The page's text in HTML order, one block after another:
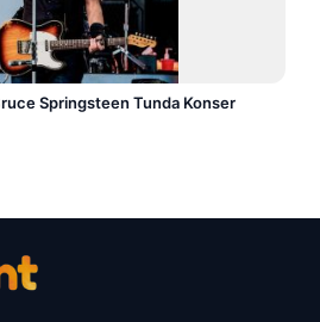
Springsteen Tunda Konser